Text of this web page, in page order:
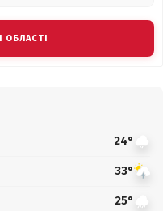
ОБЛАСТІ
24°
33°
25°